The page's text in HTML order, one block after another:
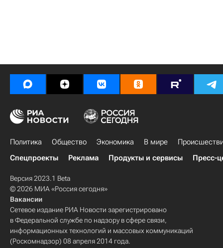
Политика Общество Экономика В мире
Спецпроекты
Реклама Продукты и сервисы Пресс-
Версия 2023.1 Beta
© 2026 МИА «Россия сегодня»
Вакансии
Сетевое издание РИА Новости зарегистрировано
в Федеральной службе по надзору в сфере связи,
информационных технологий и массовых коммуникаций
(Роскомнадзор) 08 апреля 2014 года.